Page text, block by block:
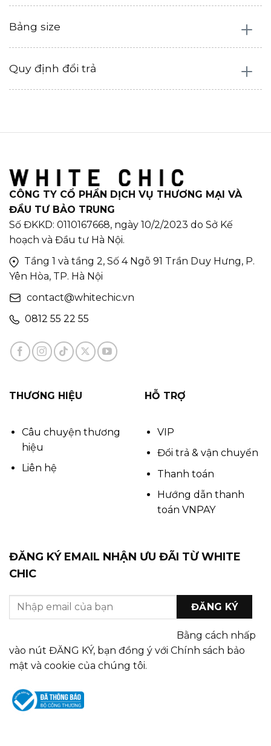
Bảng size
Quy định đổi trả
CÔNG TY CỔ PHẦN DỊCH VỤ THƯƠNG MẠI VÀ
ĐẦU TƯ BẢO TRUNG
Số ĐKKD: 0110167668, ngày 10/2/2023 do Sở Kế
hoạch và Đầu tư Hà Nội.
Tầng 1 và tầng 2, Số 4 Ngõ 91 Trần Duy Hưng, P.
Yên Hòa, TP. Hà Nội
contact@whitechic.vn
0812 55 22 55
THƯƠNG HIỆU
Câu chuyện thương
hiệu
Liên hệ
HỖ TRỢ
VIP
Đổi trả & vận chuyển
Thanh toán
Hướng dẫn thanh
toán VNPAY
ĐĂNG KÝ EMAIL NHẬN ƯU ĐÃI TỪ WHITE
CHIC
Bằng cách nhấp
vào nút ĐĂNG KÝ, bạn đồng ý với Chính sách bảo
mật và cookie của chúng tôi.